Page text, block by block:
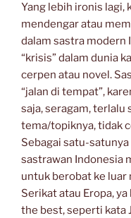
Yang lebih ironis lagi,
mendengar atau
dalam sastra modern
“krisis” dalam dunia
cerpen atau novel.
“jalan di tempat”,
saja, seragam, terlalu
tema/topiknya, tidak
Sebagai satu-
sastrawan Indonesia
untuk berobat ke luar
Serikat atau Eropa,
the best, seperti kata